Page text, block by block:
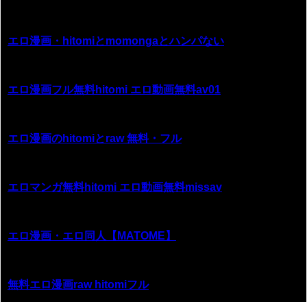
エロ漫画・hitomiとmomongaとハンパない
エロ漫画フル無料hitomi エロ動画無料av01
エロ漫画のhitomiとraw 無料・フル
エロマンガ無料hitomi エロ動画無料missav
エロ漫画・エロ同人【MATOME】
無料エロ漫画raw hitomiフル